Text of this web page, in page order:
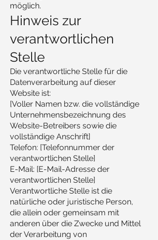
möglich.
Hinweis zur
verantwortlichen
Stelle
Die verantwortliche Stelle für die
Datenverarbeitung auf dieser
Website ist:
[Voller Namen bzw. die vollständige
Unternehmensbezeichnung des
Website-Betreibers sowie die
vollständige Anschrift]
Telefon: [Telefonnummer der
verantwortlichen Stelle]
E-Mail: [E-Mail-Adresse der
verantwortlichen Stelle]
Verantwortliche Stelle ist die
natürliche oder juristische Person,
die allein oder gemeinsam mit
anderen über die Zwecke und Mittel
der Verarbeitung von